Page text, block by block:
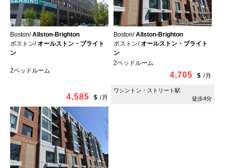
Boston/Allston-Brighton
ボストン/オールストン・ブライト
ン
2ベッドルーム
4,585 $ /月
Boston/Allston-Brighton
ボストン/オールストン・ブライト
ン
2ベッドルーム
4,705 $ /月
ワシントン・ストリート駅
徒歩4分